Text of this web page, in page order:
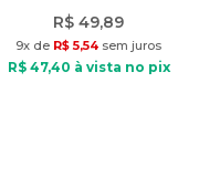
R$ 49,89
9x de R$ 5,54 sem juros
R$ 47,40 à vista no pix